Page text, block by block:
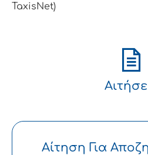
TaxisNet)
Αίτηση Για